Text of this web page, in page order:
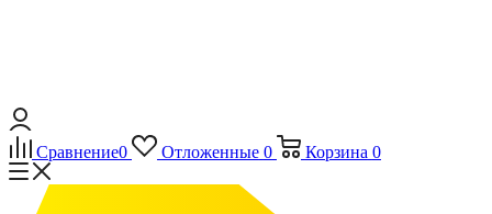
Сравнение0 Отложенные 0 Корзина 0